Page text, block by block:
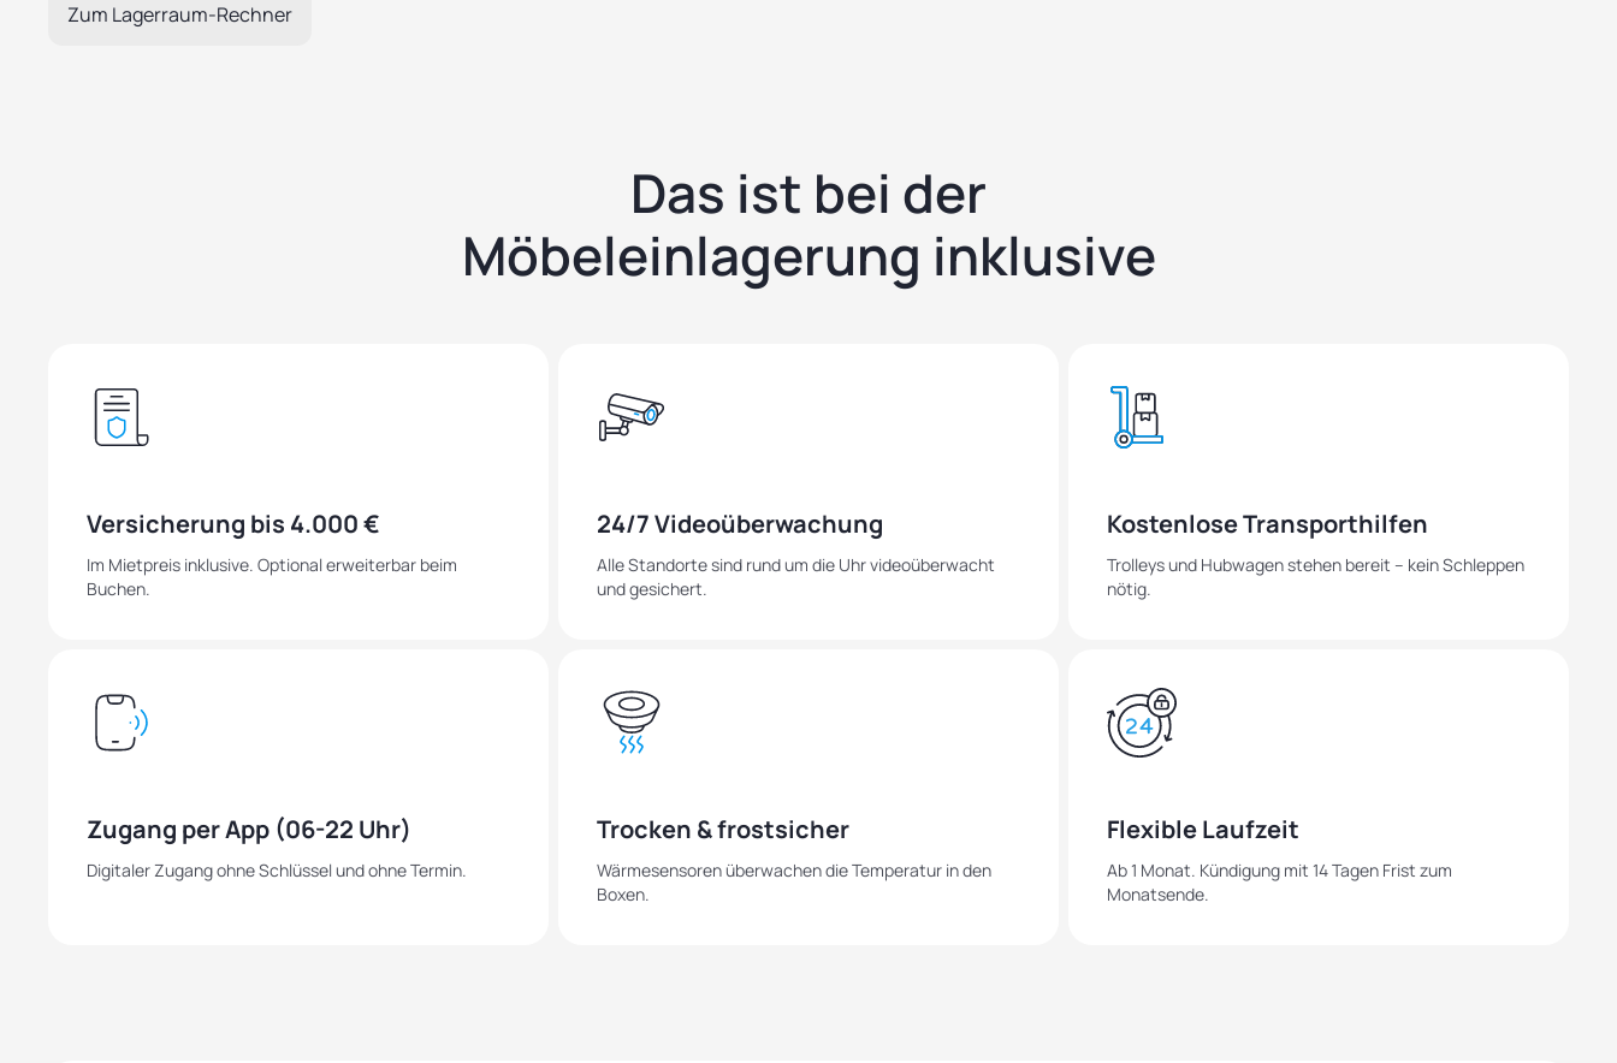
Zum Lagerraum-Rechner
Das ist bei der
Möbeleinlagerung inklusive
Versicherung bis 4.000 €
Im Mietpreis inklusive. Optional erweiterbar beim
Buchen.
24/7 Videoüberwachung
Alle Standorte sind rund um die Uhr videoüberwacht
und gesichert.
Kostenlose Transporthilfen
Trolleys und Hubwagen stehen bereit – kein Schleppen
nötig.
Zugang per App (06-22 Uhr)
Digitaler Zugang ohne Schlüssel und ohne Termin.
Trocken & frostsicher
Wärmesensoren überwachen die Temperatur in den
Boxen.
Flexible Laufzeit
Ab 1 Monat. Kündigung mit 14 Tagen Frist zum
Monatsende.